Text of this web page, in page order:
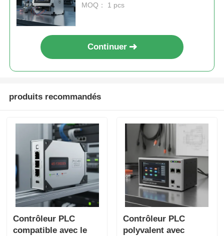
interdite 403 pour
MOQ： 1 pcs
Continuer
produits recommandés
Contrôleur PLC
compatible avec le
Contrôleur PLC
polyvalent avec